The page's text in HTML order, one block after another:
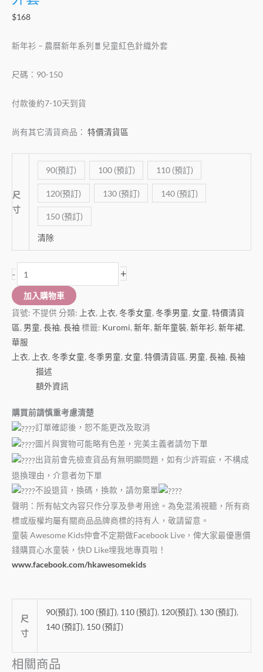
$168
新年衫 – 農曆新年系列🧧兒童紅色針織外套
尺碼：90-150
付款後約7-10天到貨
尚有其它清貨商品： 特價清貨區
尺
寸
90(預訂) 100 (預訂) 110 (預訂)
120(預訂) 130 (預訂) 140 (預訂)
150 (預訂)
清除
- +
加入購物車
貨號: 不提供 分類: 上衣, 上衣, 冬季女童, 冬季男童, 女童, 特價清貨
區, 男童, 長袖, 長袖 標籤: Kuromi, 新年, 新年童裝, 新年衫, 新年裙,
華服
上衣, 上衣, 冬季女童, 冬季男童, 女童, 特價清貨區, 男童, 長袖, 長袖
描述
額外資訊
購買前請慎重考慮清楚
訂單確認後，恕不能更改及取消
圖片與實物可能略有色差，完美主義者請勿下單
出貨前會先檢查貨品有無明顯問題，如有少許瑕疵，不構成
退換理由，介意者勿下單
不設退貨，換碼，換款，請勿棄單
聲明：所有帖文內容只作分享及參考用途。為免混淆視聽，所有商
標或版權均屬有關商品品牌商標的持有人，敬請留意。
童裝 Awesome Kids仲會不定期做Facebook Live ，俾大家最優惠價
錢購買心水童裝，快D Like埋我地專頁啦！
www.facebook.com/hkawesomekids
尺
寸
90(預訂), 100 (預訂), 110 (預訂), 120(預訂), 130 (預訂),
140 (預訂), 150 (預訂)
相關商品